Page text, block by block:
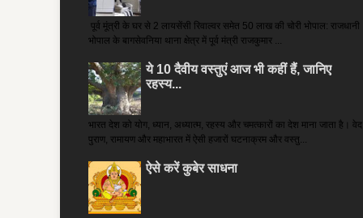
पूर्व मूंत्री के घर से 2 लायसेंसी रिवाल्वर समेत 50 लाख की चोरी भोपाल: राजधानी
भोपाल के बागसेवनिया थाना क्षेत्र में पूर्व मंत्री राजकुमार ...
ये 10 दैवीय वस्तुएं आज भी कहीं हैं, जानिए
रहस्य...
भारत देश को योग, ध्यान, अध्यात्म, रहस्य और चमत्कारों का देश माना जाता है। वेद,
पुराण, रामायण और महाभारत में ऐसी हजारों घटनाक्रम और वस्तु...
ऐसे करें कुबेर साधना